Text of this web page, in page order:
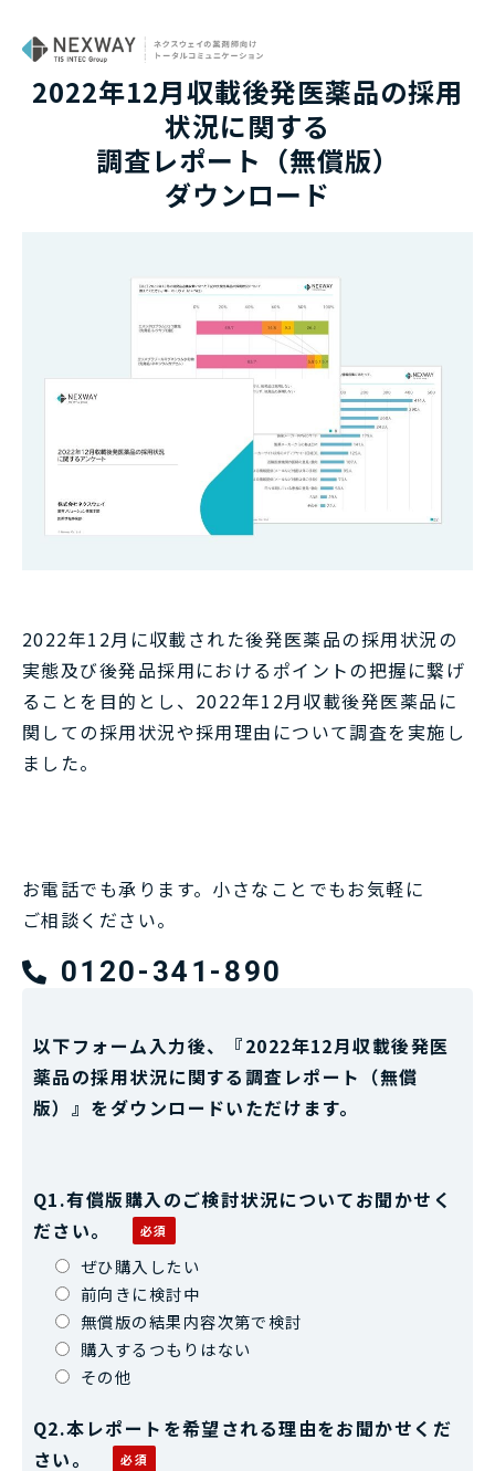
2022年12月収載後発医薬品の採用
状況に関する
調査レポート（無償版）
ダウンロード
2022年12月に収載された後発医薬品の採用状況の
実態及び後発品採用におけるポイントの把握に繋げ
ることを目的とし、2022年12月収載後発医薬品に
関しての採用状況や採用理由について調査を実施し
ました。
お電話でも承ります。小さなことでもお気軽に
ご相談ください。
0120-341-890
以下フォーム入力後、『2022年12月収載後発医
薬品の採用状況に関する調査レポート（無償
版）』をダウンロードいただけます。
Q1.有償版購入のご検討状況についてお聞かせく
ださい。
ぜひ購入したい
前向きに検討中
無償版の結果内容次第で検討
購入するつもりはない
その他
Q2.本レポートを希望される理由をお聞かせくだ
さい。